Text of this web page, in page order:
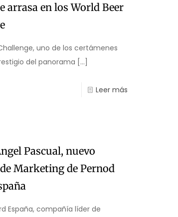
arrasa en los World Beer
uno de los certámenes
del panorama […]
Leer más
Pascual, nuevo
Marketing de Pernod
España, compañía líder de